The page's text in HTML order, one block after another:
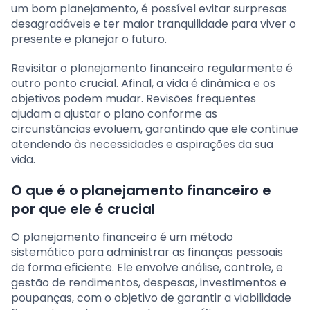
um bom planejamento, é possível evitar surpresas
desagradáveis e ter maior tranquilidade para viver o
presente e planejar o futuro.
Revisitar o planejamento financeiro regularmente é
outro ponto crucial. Afinal, a vida é dinâmica e os
objetivos podem mudar. Revisões frequentes
ajudam a ajustar o plano conforme as
circunstâncias evoluem, garantindo que ele continue
atendendo às necessidades e aspirações da sua
vida.
O que é o planejamento financeiro e
por que ele é crucial
O planejamento financeiro é um método
sistemático para administrar as finanças pessoais
de forma eficiente. Ele envolve análise, controle, e
gestão de rendimentos, despesas, investimentos e
poupanças, com o objetivo de garantir a viabilidade